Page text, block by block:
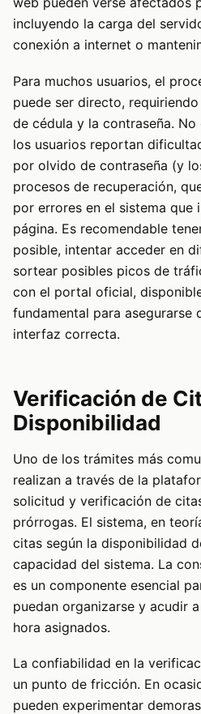
incluyendo la carga del
conexión a internet o
Para muchos usuarios, el
puede ser directo,
de cédula y la contraseña.
los usuarios reportan
por olvido de contraseña (y
procesos de recuperación,
por errores en el sistema que
página. Es recomendable
posible, intentar acceder en
sortear posibles picos de
con el portal oficial,
fundamental para asegurarse
interfaz correcta.
Verificación de
Disponibilidad
Uno de los trámites más
realizan a través de la
solicitud y verificación de
prórrogas. El sistema, en
citas según la disponibilidad
capacidad del sistema. La
es un componente esencial
puedan organizarse y acudir
hora asignados.
La confiabilidad en la
un punto de fricción. En
pueden experimentar